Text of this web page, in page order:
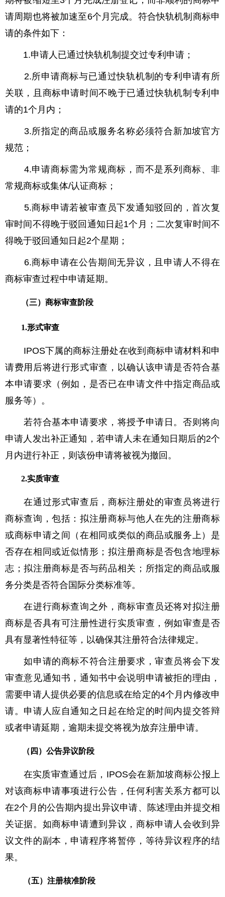
请周期也将被加速至6个月完成。符合快轨机制商标申
请的条件如下：
1.申请人已通过快轨机制提交过专利申请；
2.所申请商标与已通过快轨机制的专利申请有所
关联，且商标申请时间不晚于已通过快轨机制专利申
请的1个月内；
3.所指定的商品或服务名称必须符合新加坡官方
规范；
4.申请商标需为常规商标，而不是系列商标、非
常规商标或集体/认证商标；
5.商标申请若被审查员下发通知驳回的，首次复
审时间不得晚于驳回通知日起1个月；二次复审时间不
得晚于驳回通知日起2个星期；
6.商标申请在公告期间无异议，且申请人不得在
商标审查过程中申请延期。
（三）商标审查阶段
1.形式审查
IPOS下属的商标注册处在收到商标申请材料和申
请费用后将进行形式审查，以确认该申请是否符合基
本申请要求（例如，是否已在申请文件中指定商品或
服务等）。
若符合基本申请要求，将授予申请日。否则将向
申请人发出补正通知，若申请人未在通知日期后的2个
月内进行补正，则该份申请将被视为撤回。
2.实质审查
在通过形式审查后，商标注册处的审查员将进行
商标查询，包括：拟注册商标与他人在先的注册商标
或商标申请之间（在相同或类似的商品或服务上）是
否存在相同或近似情形；拟注册商标是否包含地理标
志；拟注册商标是否与药品相关；所指定的商品或服
务分类是否符合国际分类标准等。
在进行商标查询之外，商标审查员还将对拟注册
商标是否具有可注册性进行实质审查，例如审查是否
具有显著性特征等，以确保其注册符合法律规定。
如申请的商标不符合注册要求，审查员将会下发
审查意见通知书，通知书中会说明申请被拒的理由，
需要申请人提供必要的信息或在给定的4个月内修改申
请。申请人应自通知之日起在给定的时间内提交答辩
或者申请延期，逾期未提交将视为放弃注册申请。
（四） 公告异议阶段
在实质审查通过后，IPOS会在新加坡商标公报上
对该商标申请事项进行公告，任何利害关系方都可以
在2个月的公告期内提出异议申请、陈述理由并提交相
关证据。如商标申请遭到异议，商标申请人会收到异
议文件的副本，申请程序将暂停，等待异议程序的结
果。
（五） 注册核准阶段